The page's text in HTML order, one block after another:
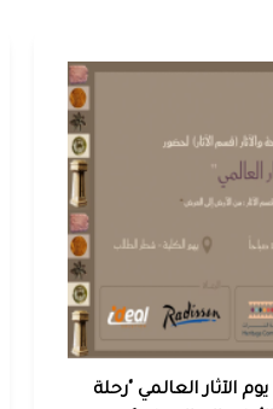
الآثار العالمي "رحلة